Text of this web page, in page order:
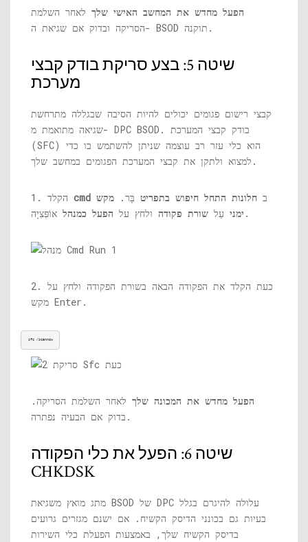
הפעל מחדש את המחשב האישי שלך לאחר השלמת
הסריקה ובדוק אם שגיאת ה- BSOD תוקנה.
שיטה 5: בצע סריקת בודק קבצי
מערכת
קבצי רישום פגומים יכולים להיות הסיבה שבגללה מתרחשת
שגיאה מתואמת מ- DPC BSOD. בודק קבצי המערכת
(SFC) הוא כלי עזר רב עוצמה שניתן להשתמש בו כדי
למצוא ולתקן את קבצי המערכת הפגומים במחשב שלך.
cmd ב חלונות התחל חיפוש בתפריט בָּר. מקש
ימני עַל שורת פקודה ולחץ על הפעל כמנהל אוֹפְּצִיָה.
2. כעת הקלד את הפקודה הבאה בשורת הפקודה ולחץ על
מקש Enter.
sfc /scannow
הפעל מחדש את המכונה שלך לאחר השלמת הסריקה.
בדוק אם הבעיה נפתרה.
שיטה 6: הפעל את כלי הפקודה
CHKDSK
מתג מואץ משגיאת BSOD של DPC עלולה להיגרם בגלל
בעיות גם בכונני הדיסק הקשיח. אם ישנם מגזרים גרועים
בדיסק הקשיח שלך, באמצעות הפעלת כלי השירות